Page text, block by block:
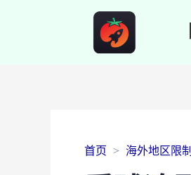
首页 海外地区限制